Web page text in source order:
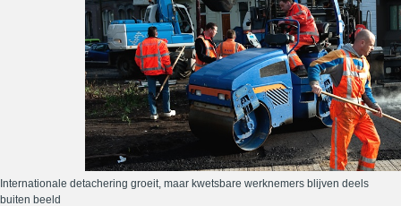
Internationale detachering groeit, maar kwetsbare werknemers blijven deels
buiten beeld